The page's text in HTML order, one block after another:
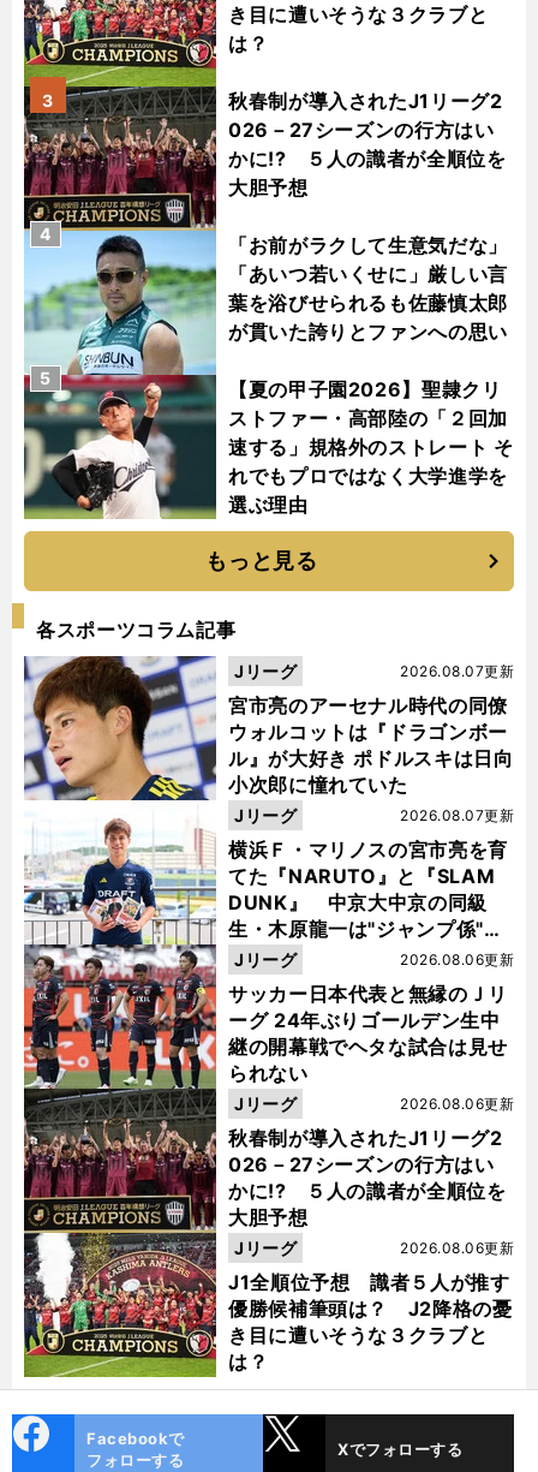
き目に遭いそうな３クラブと
は？
秋春制が導入されたJ1リーグ2
026－27シーズンの行方はい
かに!? ５人の識者が全順位を
大胆予想
3
「お前がラクして生意気だな」
「あいつ若いくせに」厳しい言
葉を浴びせられるも佐藤慎太郎
が貫いた誇りとファンへの思い
4
【夏の甲子園2026】聖隷クリ
ストファー・高部陸の「２回加
速する」規格外のストレート そ
れでもプロではなく大学進学を
選ぶ理由
5
もっと見る
各スポーツコラム記事
宮市亮のアーセナル時代の同僚
ウォルコットは『ドラゴンボー
ル』が大好き ポドルスキは日向
小次郎に憧れていた
2026.08.07更新
Jリーグ
横浜Ｆ・マリノスの宮市亮を育
てた『NARUTO』と『SLAM
DUNK』 中京大中京の同級
生・木原龍一は"ジャンプ係"だ
った
2026.08.07更新
Jリーグ
サッカー日本代表と無縁のＪリ
ーグ 24年ぶりゴールデン生中
継の開幕戦でヘタな試合は見せ
られない
2026.08.06更新
Jリーグ
秋春制が導入されたJ1リーグ2
026－27シーズンの行方はい
かに!? ５人の識者が全順位を
大胆予想
2026.08.06更新
Jリーグ
J1全順位予想 識者５人が推す
優勝候補筆頭は？ J2降格の憂
き目に遭いそうな３クラブと
は？
2026.08.06更新
Jリーグ
ok
Facebookで
フォローする
Xでフォローする